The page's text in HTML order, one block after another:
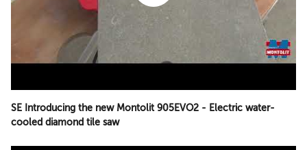
SE Introducing the new Montolit 905EVO2 - Electric water-
cooled diamond tile saw